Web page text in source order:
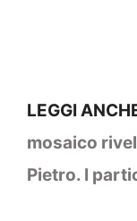
LEGGI
mosaico
Pietro. I